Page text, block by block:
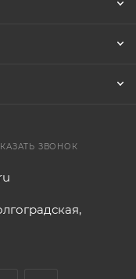
ЗВОНОК